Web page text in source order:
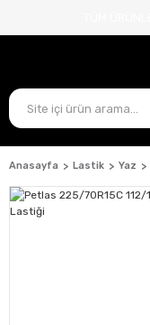
Anasayfa Lastik Yaz